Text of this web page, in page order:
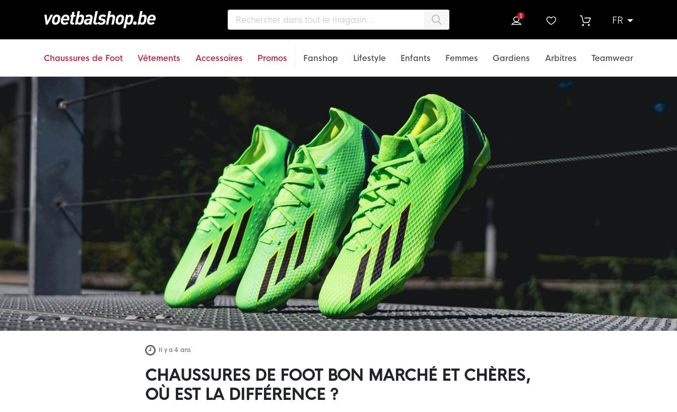
FR
1
Chaussures de Foot Vêtements Accessoires Promos Fanshop Lifestyle Enfants Femmes Gardiens Arbitres Teamwear
Il y a 4 ans
CHAUSSURES DE FOOT BON MARCHÉ ET CHÈRES,
OÙ EST LA DIFFÉRENCE ?